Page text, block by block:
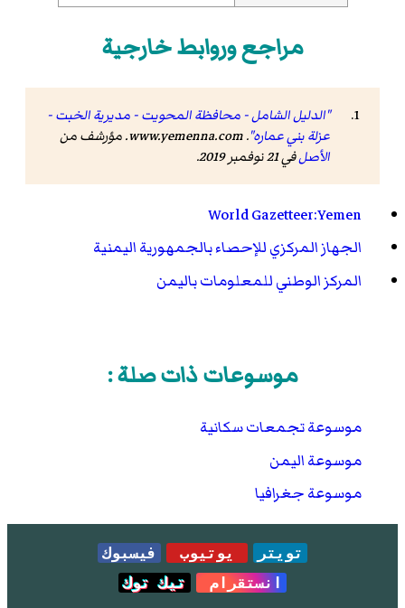
مراجع وروابط خارجية
"الدليل الشامل - محافظة المحويت - مديرية الخبت -
عزلة بني عماره".
www.yemenna.com. مؤرشف من
الأصلفي 21 نوفمبر 2019 .
World Gazetteer:Yemen
الجهاز المركزي للإحصاء بالجمهورية اليمنية
المركز الوطني للمعلومات باليمن
موسوعات ذات صلة :
موسوعة تجمعات سكانية
موسوعة اليمن
موسوعة جغرافيا
تويتر يوتيوب
فيسبوك
انستقرام
تيك توك